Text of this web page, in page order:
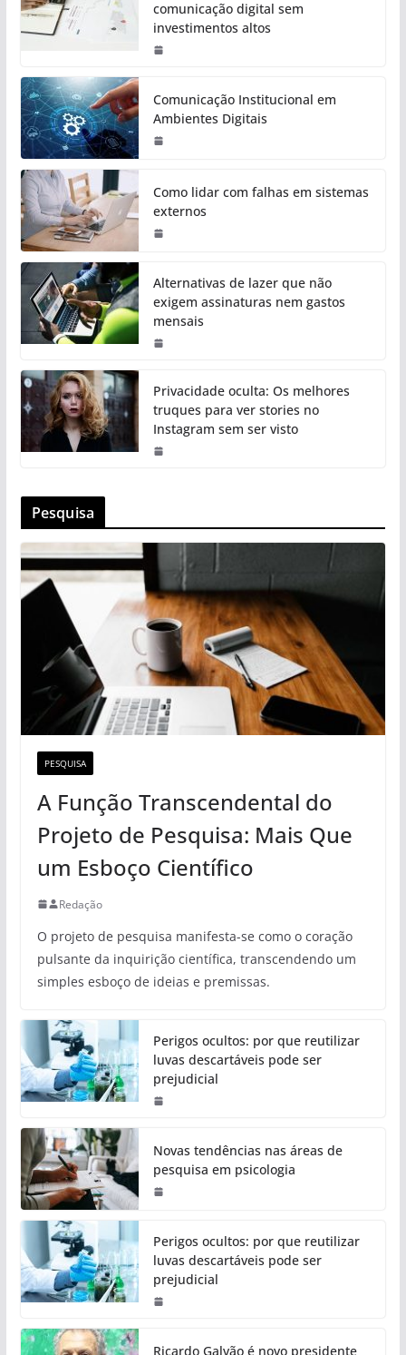
comunicação digital sem
investimentos altos
Comunicação Institucional em
Ambientes Digitais
Como lidar com falhas em sistemas
externos
Alternativas de lazer que não
exigem assinaturas nem gastos
mensais
Privacidade oculta: Os melhores
truques para ver stories no
Instagram sem ser visto
Pesquisa
PESQUISA
A Função Transcendental do
Projeto de Pesquisa: Mais Que
um Esboço Científico
Redação
O projeto de pesquisa manifesta-se como o coração
pulsante da inquirição científica, transcendendo um
simples esboço de ideias e premissas.
Perigos ocultos: por que reutilizar
luvas descartáveis pode ser
prejudicial
Novas tendências nas áreas de
pesquisa em psicologia
Perigos ocultos: por que reutilizar
luvas descartáveis pode ser
prejudicial
Ricardo Galvão é novo presidente